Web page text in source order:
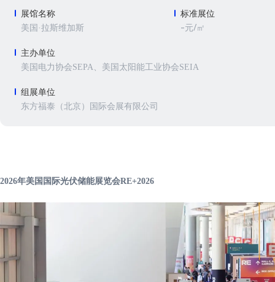
展馆名称
美国·拉斯维加斯
标准展位
-元/㎡
主办单位
美国电力协会SEPA、美国太阳能工业协会SEIA
组展单位
东方福泰（北京）国际会展有限公司
2026年美国国际光伏储能展览会RE+2026